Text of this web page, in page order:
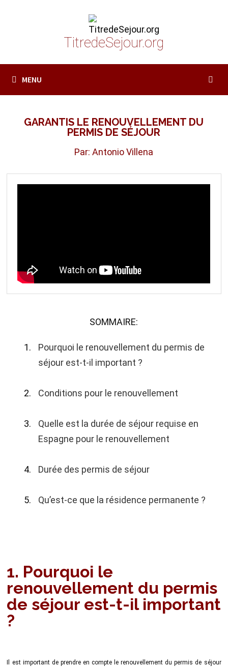
TitredeSejour.org
MENU
GARANTIS LE RENOUVELLEMENT DU
PERMIS DE SÉJOUR
Par: Antonio Villena
SOMMAIRE:
Pourquoi le renouvellement du permis de
séjour est-t-il important ?
Conditions pour le renouvellement
Quelle est la durée de séjour requise en
Espagne pour le renouvellement
Durée des permis de séjour
Qu’est-ce que la résidence permanente ?
1. Pourquoi le
renouvellement du permis
de séjour est-t-il important
?
Il est important de prendre en compte le renouvellement du permis de séjour